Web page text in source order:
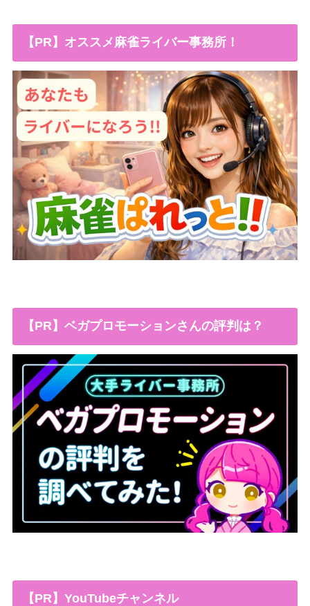
【PR】オススメ麻雀ライバー事務所！
【PR】ベガプロモーションさんの評判は？
【PR】YouTubeチャンネル